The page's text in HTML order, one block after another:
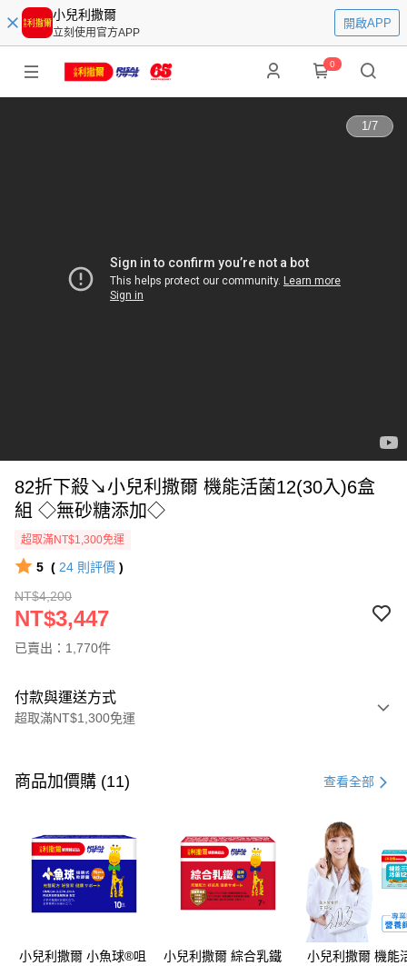
小兒利撒爾
立刻使用官方APP
開啟APP
0
1/7
82折下殺↘小兒利撒爾 機能活菌12(30入)6盒
組 ◇無砂糖添加◇
超取滿NT$1,300免運
5 ( 24 則評價 )
NT$4,200
NT$3,447
已賣出：1,770件
付款與運送方式
超取滿NT$1,300免運
信用卡一次付款
LINE Pay
Apple Pay
街口支付
悠遊付
商品加價購 (11) 查看全部
小兒利撒爾 小魚球®咀
小兒利撒爾 綜合乳鐵
小兒利撒爾 機能